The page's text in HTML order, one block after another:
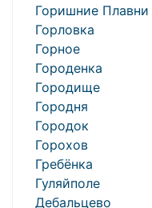
Горишние Плавни
Горловка
Горное
Городенка
Городище
Городня
Городок
Горохов
Гребёнка
Гуляйполе
Дебальцево